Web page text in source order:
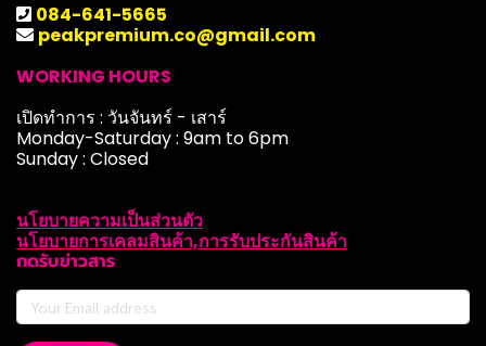
084-641-5665
peakpremium.co@gmail.com
WORKING HOURS
เปิดทำการ : วันจันทร์ - เสาร์
Monday-Saturday : 9am to 6pm
Sunday : Closed
นโยบายความเป็นส่วนตัว
นโยบายการเคลมสินค้า,การรับประกันสินค้า
กดรับข่าวสาร